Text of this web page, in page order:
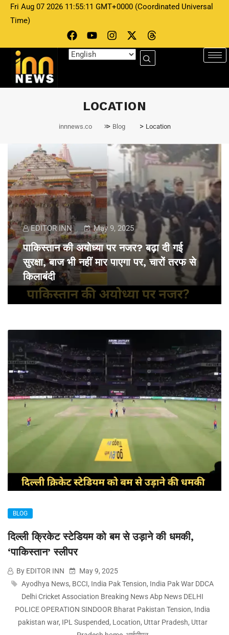
Fri Aug 07 2026 11:55:11 GMT+0000 (Coordinated Universal
Time)
LOCATION
innnews.co > Blog > Location
EDITOR INN May 9, 2025
पाकिस्तान की अयोध्या पर नजर? बढ़ा दी गई
सुरक्षा, बाज भी नहीं मार पाएगा पर, चारों तरफ से
किलाबंदी
BLOG
दिल्ली क्रिकेट स्टेडियम को बम से उड़ाने की धमकी,
‘पाकिस्तान’ स्लीपर
By EDITOR INN
May 9, 2025
Ayodhya News, BCCI, India Pak Tension, India Pak War DDCA
Delhi Cricket Association Breaking News Abp News DELHI
POLICE OPERATION SINDOOR Bharat Pakistan Tension, India
pakistan war, IPL Suspended, Location, Uttar Pradesh, Uttar